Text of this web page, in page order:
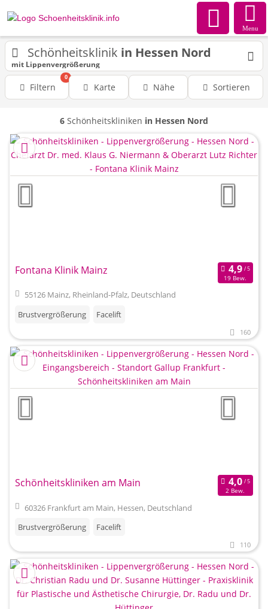
Menu
Schönheitsklinik in Hessen Nord
mit Lippenvergrößerung
Filtern
0
Karte Nähe Sortieren
6 Schönheitskliniken in Hessen Nord
Fontana Klinik Mainz
19 Bew.
55126 Mainz, Rheinland-Pfalz, Deutschland
Brustvergrößerung
Facelift
160
Schönheitskliniken am Main
2 Bew.
60326 Frankfurt am Main, Hessen, Deutschland
Brustvergrößerung
Facelift
110